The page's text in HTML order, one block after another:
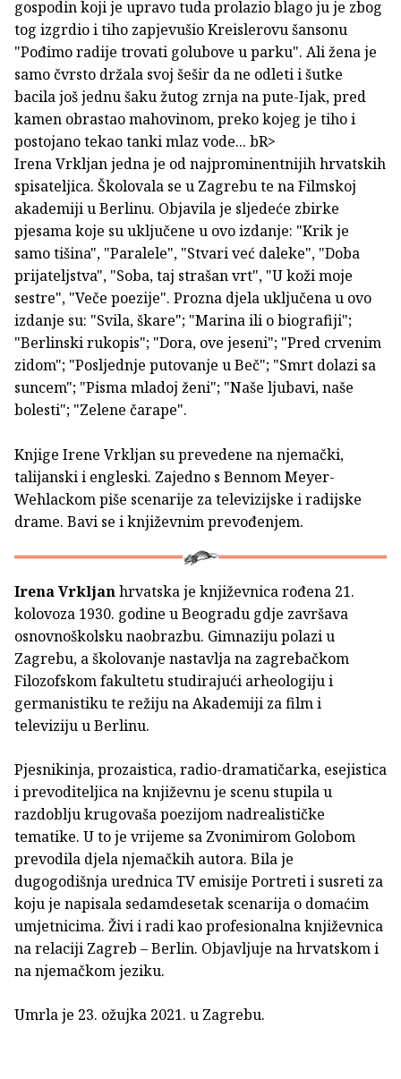
gospodin koji je upravo tuda prolazio blago ju je zbog
tog izgrdio i tiho zapjevušio Kreislerovu šansonu
"Pođimo radije trovati golubove u parku". Ali žena je
samo čvrsto držala svoj šešir da ne odleti i šutke
bacila još jednu šaku žutog zrnja na pute-Ijak, pred
kamen obrastao mahovinom, preko kojeg je tiho i
postojano tekao tanki mlaz vode... bR>
Irena Vrkljan jedna je od najprominentnijih hrvatskih
spisateljica. Školovala se u Zagrebu te na Filmskoj
akademiji u Berlinu. Objavila je sljedeće zbirke
pjesama koje su uključene u ovo izdanje: "Krik je
samo tišina", "Paralele", "Stvari već daleke", "Doba
prijateljstva", "Soba, taj strašan vrt", "U koži moje
sestre", "Veče poezije". Prozna djela uključena u ovo
izdanje su: "Svila, škare"; "Marina ili o biografiji";
"Berlinski rukopis"; "Dora, ove jeseni"; "Pred crvenim
zidom"; "Posljednje putovanje u Beč"; "Smrt dolazi sa
suncem"; "Pisma mladoj ženi"; "Naše ljubavi, naše
bolesti"; "Zelene čarape".
Knjige Irene Vrkljan su prevedene na njemački,
talijanski i engleski. Zajedno s Bennom Meyer-
Wehlackom piše scenarije za televizijske i radijske
drame. Bavi se i književnim prevođenjem.
Irena Vrkljanhrvatska je književnica rođena 21.
kolovoza 1930. godine u Beogradu gdje završava
osnovnoškolsku naobrazbu. Gimnaziju polazi u
Zagrebu, a školovanje nastavlja na zagrebačkom
Filozofskom fakultetu studirajući arheologiju i
germanistiku te režiju na Akademiji za film i
televiziju u Berlinu.
Pjesnikinja, prozaistica, radio-dramatičarka, esejistica
i prevoditeljica na književnu je scenu stupila u
razdoblju krugovaša poezijom nadrealističke
tematike. U to je vrijeme sa Zvonimirom Golobom
prevodila djela njemačkih autora. Bila je
dugogodišnja urednica TV emisije Portreti i susreti za
koju je napisala sedamdesetak scenarija o domaćim
umjetnicima. Živi i radi kao profesionalna književnica
na relaciji Zagreb – Berlin. Objavljuje na hrvatskom i
na njemačkom jeziku.
Umrla je 23. ožujka 2021. u Zagrebu.